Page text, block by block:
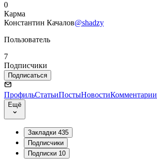
0
Карма
Константин Качалов@shadzy
Пользователь
7
Подписчики
Подписаться
ПрофильСтатьиПостыНовостиКомментарии
Ещё
Закладки 435
Подписчики
Подписки 10